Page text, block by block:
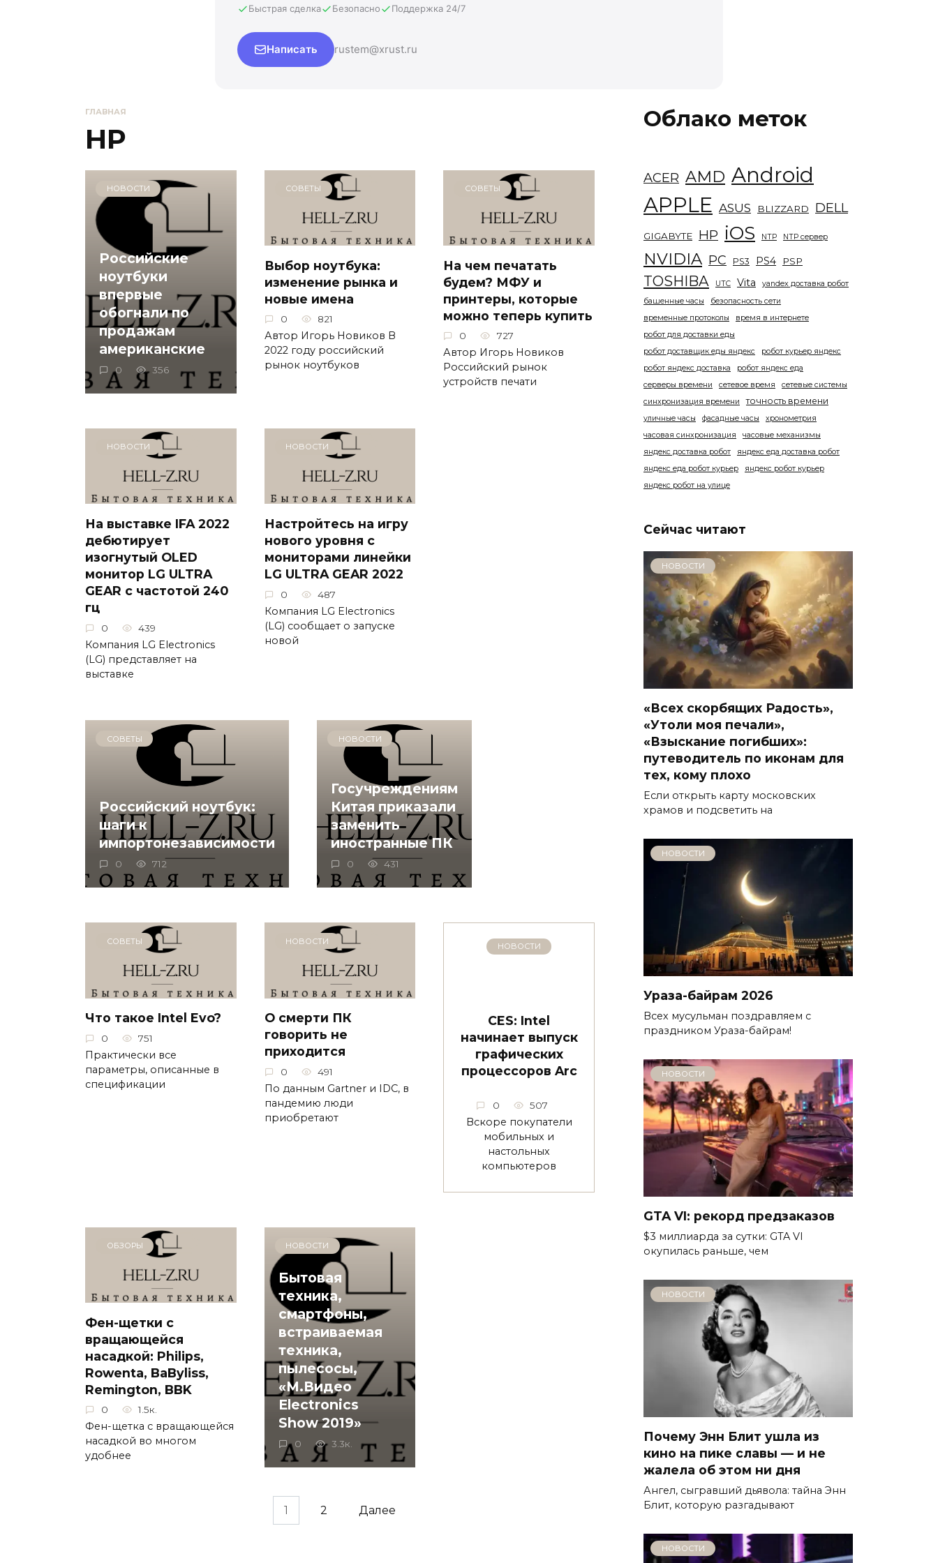
Быстрая сделка Безопасно Поддержка 24/7
Написать rustem@xrust.ru
ГЛАВНАЯ
HP
НОВОСТИ
Российские
ноутбуки
впервые
обогнали по
продажам
американские
0 356
СОВЕТЫ
Выбор ноутбука:
изменение рынка и
новые имена
0 821
Автор Игорь Новиков В
2022 году российский
рынок ноутбуков
СОВЕТЫ
На чем печатать
будем? МФУ и
принтеры, которые
можно теперь купить
0 727
Автор Игорь Новиков
Российский рынок
устройств печати
НОВОСТИ
На выставке IFA 2022
дебютирует
изогнутый OLED
монитор LG ULTRA
GEAR с частотой 240
гц
0 439
Компания LG Electronics
(LG) представляет на
выставке
НОВОСТИ
Настройтесь на игру
нового уровня с
мониторами линейки
LG ULTRA GEAR 2022
0 487
Компания LG Electronics
(LG) сообщает о запуске
новой
СОВЕТЫ
Российский ноутбук:
шаги к
импортонезависимости
0 712
НОВОСТИ
Госучреждениям
Китая приказали
заменить
иностранные ПК
0 431
СОВЕТЫ
Что такое Intel Evo?
0 751
Практически все
параметры, описанные в
спецификации
НОВОСТИ
О смерти ПК
говорить не
приходится
0 491
По данным Gartner и IDC, в
пандемию люди
приобретают
НОВОСТИ
CES: Intel
начинает выпуск
графических
процессоров Arc
0 507
Вскоре покупатели
мобильных и
настольных
компьютеров
ОБЗОРЫ
Фен-щетки с
вращающейся
насадкой: Philips,
Rowenta, BaByliss,
Remington, BBK
0 1.5к.
Фен-щетка с вращающейся
насадкой во многом
удобнее
НОВОСТИ
Бытовая
техника,
смартфоны,
встраиваемая
техника,
пылесосы,
«М.Видео
Electronics
Show 2019»
0 3.3к.
1 2 Далее
Облако меток
ACER AMD Android
APPLE ASUS BLIZZARD DELL
GIGABYTE HP iOS NTP NTP сервер
NVIDIA PC PS3 PS4 PSP
TOSHIBA UTC Vita
yandex доставка робот
башенные часы
безопасность сети
временные протоколы
время в интернете
робот для доставки еды
робот доставщик еды яндекс
робот курьер яндекс
робот яндекс доставка
робот яндекс еда
серверы времени
сетевое время
сетевые системы
синхронизация времени
точность времени
уличные часы фасадные часы
хронометрия
часовая синхронизация
часовые механизмы
яндекс доставка робот
яндекс еда доставка робот
яндекс еда робот курьер
яндекс робот курьер
яндекс робот на улице
Сейчас читают
НОВОСТИ
«Всех скорбящих Радость»,
«Утоли моя печали»,
«Взыскание погибших»:
путеводитель по иконам для
тех, кому плохо
Если открыть карту московских
храмов и подсветить на
НОВОСТИ
Ураза-байрам 2026
Всех мусульман поздравляем с
праздником Ураза-байрам!
НОВОСТИ
GTA VI: рекорд предзаказов
$3 миллиарда за сутки: GTA VI
окупилась раньше, чем
НОВОСТИ
Почему Энн Блит ушла из
кино на пике славы — и не
жалела об этом ни дня
Ангел, сыгравший дьявола: тайна Энн
Блит, которую разгадывают
НОВОСТИ